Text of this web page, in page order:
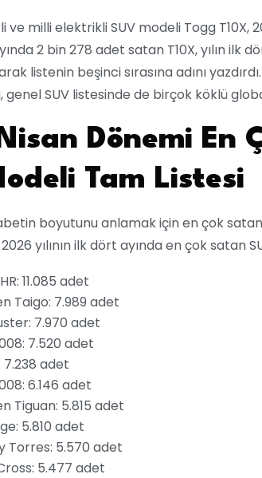
ve milli elektrikli SUV modeli Togg T10X,
2 bin 278 adet satan T10X, yılın ilk
listenin beşinci sırasına adını
genel SUV listesinde de birçok köklü
Dönemi En
Tam Listesi
boyutunu anlamak için en çok
yılının ilk dört ayında en çok satan
11.085 adet
Taigo: 7.989 adet
7.970 adet
7.520 adet
7.238 adet
6.146 adet
Tiguan: 5.815 adet
5.810 adet
Torres: 5.570 adet
5.477 adet